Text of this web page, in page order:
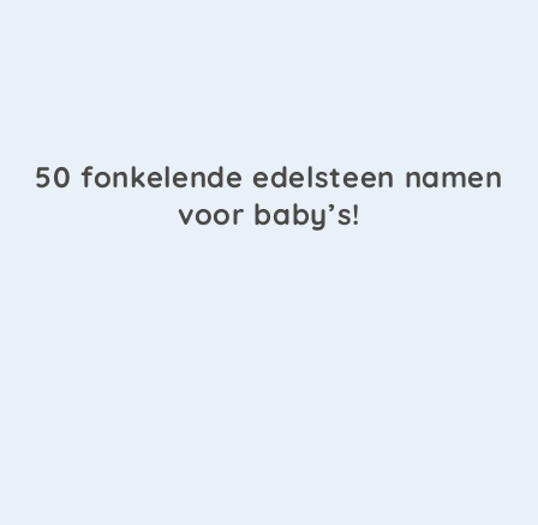
50 fonkelende edelsteen namen
voor baby’s!